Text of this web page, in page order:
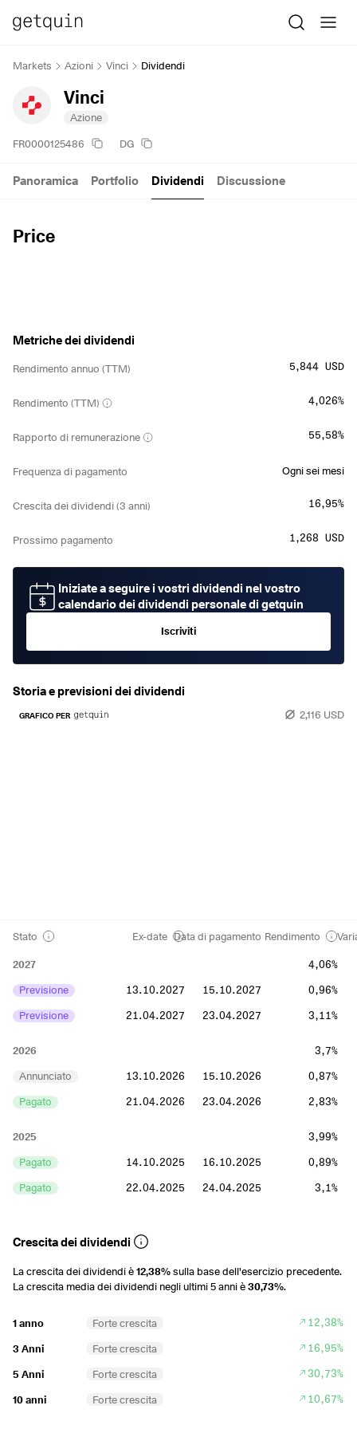
Markets Azioni Vinci Dividendi
Vinci
Azione
FR0000125486 DG
Price
Panoramica Portfolio Dividendi Discussione
Metriche dei dividendi
Rendimento annuo (TTM) 5,844 USD
Rendimento (TTM) 4,026%
Rapporto di remunerazione 55,58%
Frequenza di pagamento Ogni sei mesi
Crescita dei dividendi (3 anni) 16,95%
Prossimo pagamento 1,268 USD
Iniziate a seguire i vostri dividendi nel vostro
calendario dei dividendi personale di getquin
Iscriviti
Storia e previsioni dei dividendi
2,116 USD
GRAFICO PER
Stato Ex-date Data di pagamento Rendimento
2027
4,06%
Previsione
13.10.2027 15.10.2027
0,96%
Previsione
21.04.2027 23.04.2027 3,11%
2026
3,7%
Annunciato
13.10.2026 15.10.2026
0,87%
Pagato
21.04.2026 23.04.2026 2,83%
2025
3,99%
Pagato
14.10.2025 16.10.2025
0,89%
Pagato
22.04.2025 24.04.2025 3,1%
Pagato
15.10.2024
Pagato
23.04.2024 25.04.2024 3,02%
2022
3,52%
Crescita dei dividendi
La crescita dei dividendi è12,38%sulla base dell'esercizio precedente.
La crescita media dei dividendi negli ultimi 5 anni è30,73%.
1 anno Forte crescita 12,38%
3 Anni Forte crescita 16,95%
5 Anni Forte crescita 30,73%
10 anni Forte crescita 10,67%